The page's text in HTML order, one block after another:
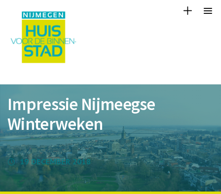
Impressie Nijmeegse
Winterweken
19 DECEMBER 2018